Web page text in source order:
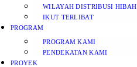
WILAYAH DISTRIBUSI HIBAH
IKUT TERLIBAT
PROGRAM
PROGRAM KAMI
PENDEKATAN KAMI
PROYEK